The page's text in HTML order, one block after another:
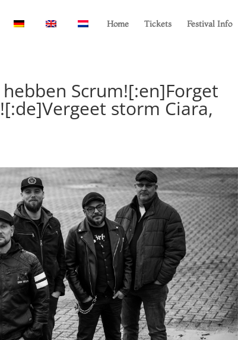
Home Tickets Festival Info
Scrum![:en]Forget
storm Ciara,